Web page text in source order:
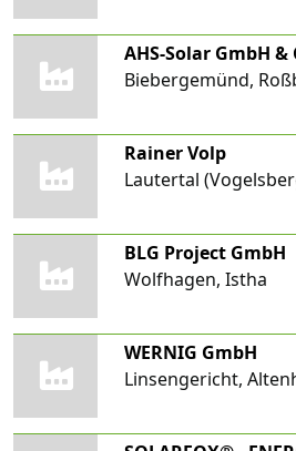
AHS-Solar GmbH &
Biebergemünd,
Rainer Volp
Lautertal
BLG Project GmbH
Wolfhagen, Istha
WERNIG GmbH
Linsengericht,